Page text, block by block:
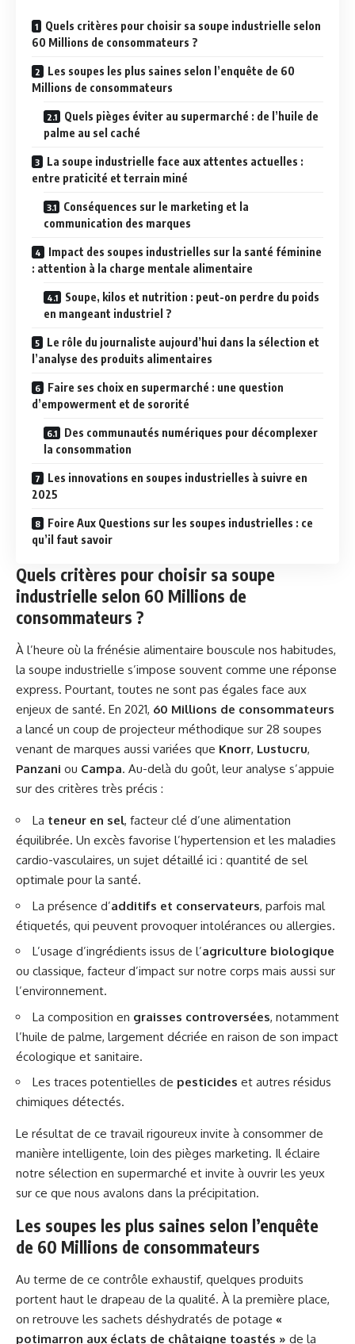
Quels critères pour choisir sa soupe industrielle selon
60 Millions de consommateurs ?
Les soupes les plus saines selon l’enquête de 60
Millions de consommateurs
Quels pièges éviter au supermarché : de l’huile de
palme au sel caché
La soupe industrielle face aux attentes actuelles :
entre praticité et terrain miné
Conséquences sur le marketing et la
communication des marques
Impact des soupes industrielles sur la santé féminine
: attention à la charge mentale alimentaire
Soupe, kilos et nutrition : peut-on perdre du poids
en mangeant industriel ?
Le rôle du journaliste aujourd’hui dans la sélection et
l’analyse des produits alimentaires
Faire ses choix en supermarché : une question
d’empowerment et de sororité
Des communautés numériques pour décomplexer
la consommation
Les innovations en soupes industrielles à suivre en
2025
Foire Aux Questions sur les soupes industrielles : ce
qu’il faut savoir
Quels critères pour choisir sa soupe
industrielle selon 60 Millions de
consommateurs ?
À l’heure où la frénésie alimentaire bouscule nos habitudes,
la soupe industrielle s’impose souvent comme une réponse
express. Pourtant, toutes ne sont pas égales face aux
enjeux de santé. En 2021, 60 Millions de consommateurs
a lancé un coup de projecteur méthodique sur 28 soupes
venant de marques aussi variées que Knorr, Lustucru,
Panzani ou Campa. Au-delà du goût, leur analyse s’appuie
sur des critères très précis :
La teneur en sel, facteur clé d’une alimentation
équilibrée. Un excès favorise l’hypertension et les maladies
cardio-vasculaires, un sujet détaillé ici : quantité de sel
optimale pour la santé.
La présence d’additifs et conservateurs, parfois mal
étiquetés, qui peuvent provoquer intolérances ou allergies.
L’usage d’ingrédients issus de l’agriculture biologique
ou classique, facteur d’impact sur notre corps mais aussi sur
l’environnement.
La composition en graisses controversées, notamment
l’huile de palme, largement décriée en raison de son impact
écologique et sanitaire.
Les traces potentielles de pesticides et autres résidus
chimiques détectés.
Le résultat de ce travail rigoureux invite à consommer de
manière intelligente, loin des pièges marketing. Il éclaire
notre sélection en supermarché et invite à ouvrir les yeux
sur ce que nous avalons dans la précipitation.
Les soupes les plus saines selon l’enquête
de 60 Millions de consommateurs
Au terme de ce contrôle exhaustif, quelques produits
portent haut le drapeau de la qualité. À la première place,
on retrouve les sachets déshydratés de potage «
potimarron aux éclats de châtaigne toastés » de la